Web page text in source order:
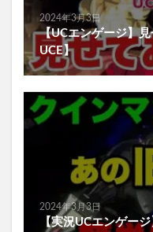
2024年3月3日
【UCエンゲージ】
UCE】
2024年3月3日
【実況UCエンゲー